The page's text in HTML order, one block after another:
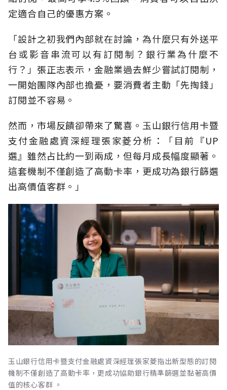
定適合自己的優惠方案。
「設計之初我們內部就在討論，為什麼只有外送平
台或影音串流可以有訂閱制？銀行業為什麼不
行？」張正志表示，金融業過去鮮少嘗試訂閱制，
一開始團隊內部也擔憂，要消費者主動「先掏錢」
訂閱並不容易。
然而，市場反饋卻帶來了驚喜。玉山銀行信用卡暨
支付金融處資深經理張家菱分析：「目前『UP
選』雖然占比約一到兩成，但每月成長幅度顯著。
這套機制不僅創造了高動卡率，更成功為銀行篩選
出高價值客群。」
玉山銀行信用卡暨支付金融處資深經理張家菱指出新型態的訂閱
機制不僅創造了高動卡率，更成功協助銀行精準篩選並黏著高價
值的核心客群 。